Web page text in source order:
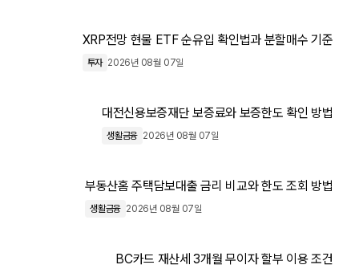
XRP전망 현물 ETF 순유입 확인법과 분할매수 기준
투자 2026년 08월 07일
대전신용보증재단 보증료와 보증한도 확인 방법
생활금융 2026년 08월 07일
부동산홈 주택담보대출 금리 비교와 한도 조회 방법
생활금융 2026년 08월 07일
BC카드 재산세 3개월 무이자 할부 이용 조건